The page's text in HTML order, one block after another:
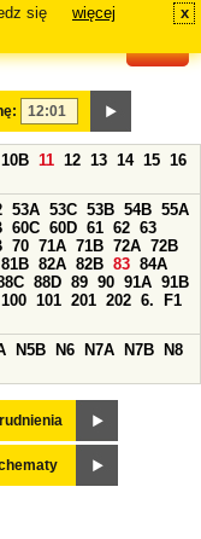
się
więcej x
10B 11 12 13 14 15 16
53A 53C 53B 54B 55A
60C 60D 61 62 63
70 71A 71B 72A 72B
81B 82A 82B 83 84A
88D 89 90 91A 91B
100 101 201 202 6.
F1
N5B N6 N7A N7B
N8